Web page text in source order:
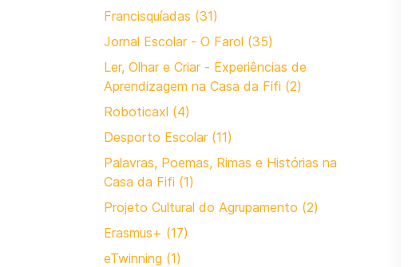
Francisquíadas (31)
Jornal Escolar - O Farol (35)
Ler, Olhar e Criar - Experiências de
Aprendizagem na Casa da Fifi (2)
Roboticaxl (4)
Desporto Escolar (11)
Palavras, Poemas, Rimas e Histórias na
Casa da Fifi (1)
Projeto Cultural do Agrupamento (2)
Erasmus+ (17)
eTwinning (1)